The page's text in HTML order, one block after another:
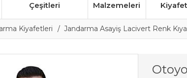
Çeşitleri
Malzemeleri
Kiyafetleri Jandarma Asayiş Lacivert Renk